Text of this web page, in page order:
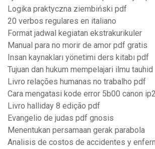
Logika praktyczna ziembiński pdf
20 verbos regulares en italiano
Format jadwal kegiatan ekstrakurikuler
Manual para no morir de amor pdf gratis
Insan kaynakları yönetimi ders kitabı pdf
Tujuan dan hukum mempelajari ilmu tauhid
Livro relações humanas no trabalho pdf
Cara mengatasi kode error 5b00 canon
Livro halliday 8 edição pdf
Evangelio de judas pdf gnosis
Menentukan persamaan gerak parabola
Analisis de costos de accidentes y